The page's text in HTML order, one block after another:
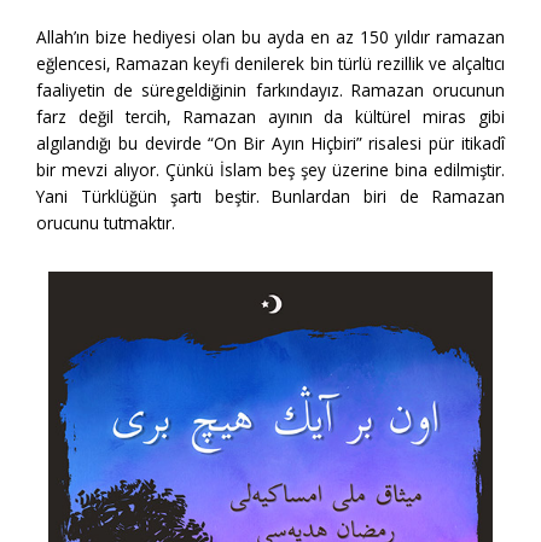
Allah’ın bize hediyesi olan bu ayda en az 150 yıldır ramazan
eğlencesi, Ramazan keyfi denilerek bin türlü rezillik ve alçaltıcı
faaliyetin de süregeldiğinin farkındayız. Ramazan orucunun
farz değil tercih, Ramazan ayının da kültürel miras gibi
algılandığı bu devirde “On Bir Ayın Hiçbiri” risalesi pür itikadî
bir mevzi alıyor. Çünkü İslam beş şey üzerine bina edilmiştir.
Yani Türklüğün şartı beştir. Bunlardan biri de Ramazan
orucunu tutmaktır.